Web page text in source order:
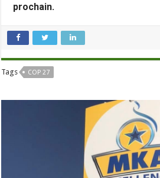
prochain.
Tags COP 27